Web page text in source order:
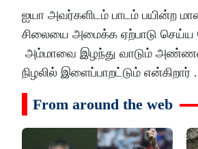
ஐயா அவர்களிடம் பாடம் பயின்ற
சிலையை அமைக்க ஏற்பாடு செய்ய
அம்மாவை இழந்து வாடும்
நிழலில் இளைப்பாறட்டும் என்கிறார் .
From around the web